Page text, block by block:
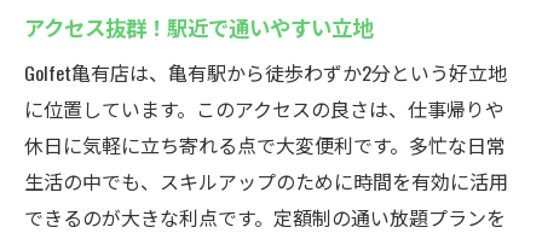
コストパフォーマンス抜群のゴルフスクー
自由なタイミングで通える通い放題プラン
初月無料キャンペーン！お得にスタート
プロのコーチから学べる充実のレッスン内
容
アクセス抜群！駅近で通いやすい立地
Golfet亀有店は、亀有駅から徒歩わずか2分という好立地
に位置しています。このアクセスの良さは、仕事帰りや
休日に気軽に立ち寄れる点で大変便利です。多忙な日常
生活の中でも、スキルアップのために時間を有効に活用
できるのが大きな利点です。定額制の通い放題プランを